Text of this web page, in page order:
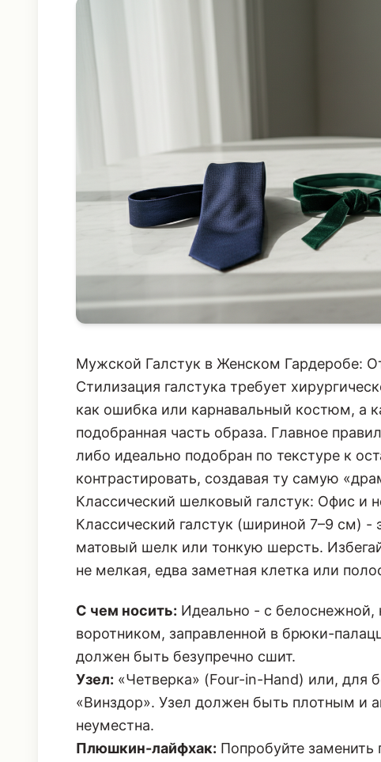
Мужской Галстук в Женском Гардеробе:
Стилизация галстука требует
как ошибка или карнавальный костюм, а
подобранная часть образа. Главное
либо идеально подобран по текстуре к
контрастировать, создавая ту самую
Классический шелковый галстук: Офис и
Классический галстук (шириной 7–9 см) -
матовый шелк или тонкую шерсть.
не мелкая, едва заметная клетка или
С чем носить: Идеально - с
воротником, заправленной в брюки-
должен быть безупречно сшит.
Узел: «Четверка» (Four-in-Hand) или, для
«Винздор». Узел должен быть плотным и
неуместна.
Плюшкин-лайфхак: Попробуйте заменить